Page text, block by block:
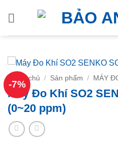
-7%
Trang chủ / Sản phẩm / MÁY
Máy Đo Khí SO2
(0~20 ppm)